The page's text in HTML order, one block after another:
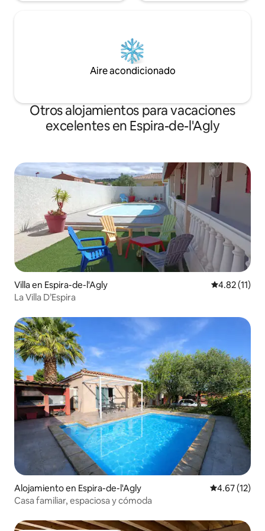
Aire acondicionado
Otros alojamientos para vacaciones
excelentes en Espira-de-l'Agly
Villa en Espira-de-l'Agly Calificación
4.82 (11)
La Villa D’Espira
Alojamiento en Espira-de-l'Agly Calificación
4.67 (12)
Casa familiar, espaciosa y cómoda